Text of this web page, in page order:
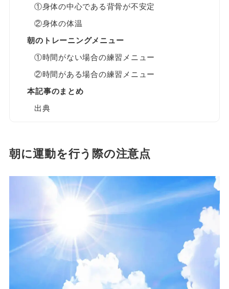
①身体の中心である背骨が不安定
②身体の体温
朝のトレーニングメニュー
①時間がない場合の練習メニュー
②時間がある場合の練習メニュー
本記事のまとめ
出典
朝に運動を行う際の注意点